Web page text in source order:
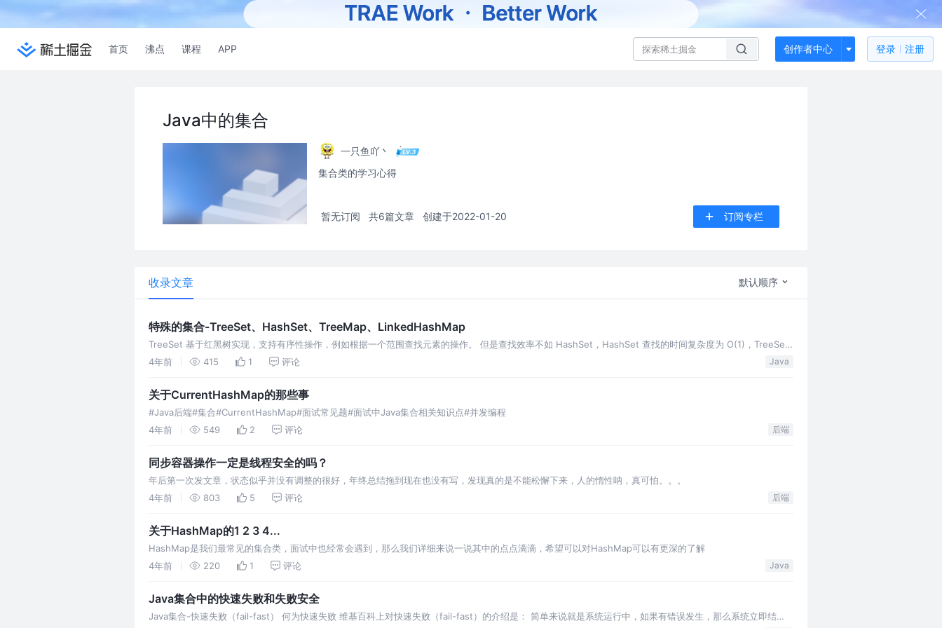
首页 沸点 课程 APP 创作者中心 登录 注册
Java中的集合
一只鱼吖丶
集合类的学习心得
暂无订阅 共6篇文章 创建于2022-01-20 订阅专栏
收录文章 默认顺序
特殊的集合-TreeSet、HashSet、TreeMap、LinkedHashMap
TreeSet 基于红黑树实现，支持有序性操作，例如根据一个范围查找元素的操作。 但是查找效率不如 HashSet，HashSet 查找的时间复杂度为 O(1)，TreeSet
则为 O(logN)
4年前 415 1 评论 Java
关于CurrentHashMap的那些事
#Java后端#集合#CurrentHashMap#面试常见题#面试中Java集合相关知识点#并发编程
4年前
549 2 评论 后端
同步容器操作一定是线程安全的吗？
年后第一次发文章，状态似乎并没有调整的很好，年终总结拖到现在也没有写，发现真的是不能松懈下来，人的惰性呐，真可怕。。。
4年前
803 5 评论 后端
关于HashMap的1 2 3 4...
HashMap是我们最常见的集合类，面试中也经常会遇到，那么我们详细来说一说其中的点点滴滴，希望可以对HashMap可以有更深的了解
4年前
220 1 评论 Java
Java集合中的快速失败和失败安全
Java集合-快速失败（fail-fast） 何为快速失败 维基百科上对快速失败（fail-fast）的介绍是： 简单来说就是系统运行中，如果有错误发生，那么系统立即结